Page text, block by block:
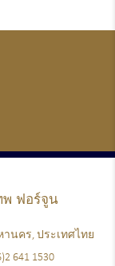
พ ฟอร์จูน
านคร, ประเทศไทย
641 1530